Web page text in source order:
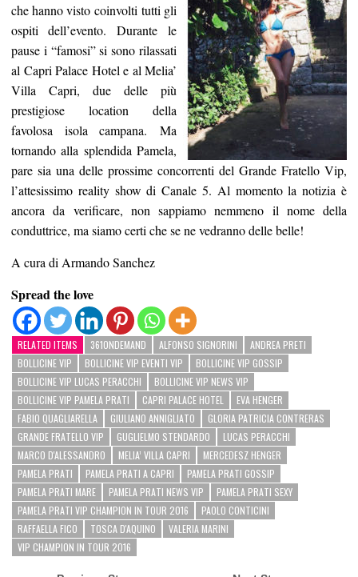
che hanno visto coinvolti tutti gli
ospiti dell’evento. Durante le
pause i “famosi” si sono rilassati
al Capri Palace Hotel e al Melia’
Villa Capri, due delle più
prestigiose location della
favolosa isola campana. Ma
tornando alla splendida Pamela,
pare sia una delle prossime concorrenti del Grande Fratello Vip,
l’attesissimo reality show di Canale 5. Al momento la notizia è
ancora da verificare, non sappiamo nemmeno il nome della
conduttrice, ma siamo certi che se ne vedranno delle belle!
A cura di Armando Sanchez
Spread the love
RELATED ITEMS 361ONDEMAND ALFONSO SIGNORINI
ANDREA PRETI
BOLLICINE VIP
BOLLICINE VIP EVENTI VIP
BOLLICINE VIP GOSSIP
BOLLICINE VIP LUCAS PERACCHI
BOLLICINE VIP NEWS VIP
BOLLICINE VIP PAMELA PRATI
CAPRI PALACE HOTEL
EVA HENGER
FABIO QUAGLIARELLA
GIULIANO ANNIGLIATO
GLORIA PATRICIA CONTRERAS
GRANDE FRATELLO VIP
GUGLIELMO STENDARDO
LUCAS PERACCHI
MARCO D'ALESSANDRO
MELIA’ VILLA CAPRI
MERCEDESZ HENGER
PAMELA PRATI
PAMELA PRATI A CAPRI
PAMELA PRATI GOSSIP
PAMELA PRATI MARE
PAMELA PRATI NEWS VIP
PAMELA PRATI SEXY
PAMELA PRATI VIP CHAMPION IN TOUR 2016
PAOLO CONTICINI
RAFFAELLA FICO
TOSCA D'AQUINO
VALERIA MARINI
VIP CHAMPION IN TOUR 2016